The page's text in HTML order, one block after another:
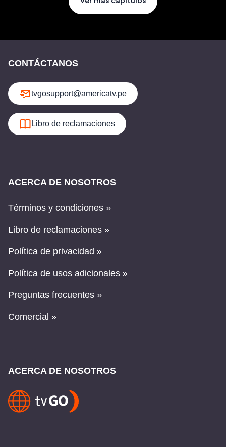
CONTÁCTANOS
tvgosupport@americatv.pe
Libro de reclamaciones
ACERCA DE NOSOTROS
Términos y condiciones »
Libro de reclamaciones »
Política de privacidad »
Política de usos adicionales »
Preguntas frecuentes »
Comercial »
ACERCA DE NOSOTROS